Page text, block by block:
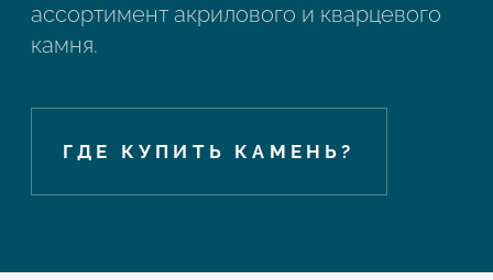
ассортимент акрилового и кварцевого
камня.
ГДЕ КУПИТЬ КАМЕНЬ?